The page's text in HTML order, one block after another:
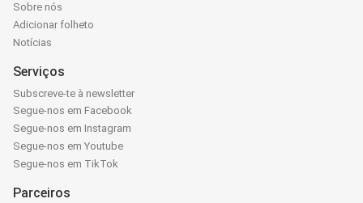
Sobre nós
Adicionar folheto
Notícias
Serviços
Subscreve-te à newsletter
Segue-nos em Facebook
Segue-nos em Instagram
Segue-nos em Youtube
Segue-nos em TikTok
Parceiros